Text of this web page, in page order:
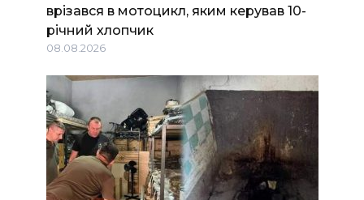
врізався в мотоцикл, яким керував 10-
річний хлопчик
08.08.2026